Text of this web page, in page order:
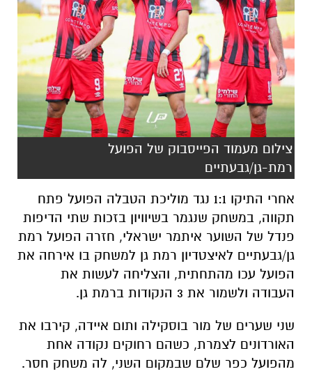
צילום מעמוד הפייסבוק של הפועל
רמת-גן/גבעתיים
אחרי התיקו 1:1 נגד מוליכת הטבלה הפועל פתח
תקווה, במשחק שנגמר בשיוויון בזכות שתי הדיפות
פנדל של השוער איתמר ישראלי, חזרה הפועל רמת
הפועל עכו מהתחתית, והצליחה לעשות את
העבודה ולשמור את 3 הנקודות ברמת גן.
שני שערים שלמור בוסקילה ותום איידה, קירבו את
האורדונים לצמרת, כשהם רחוקים נקודה אחת
מהפועל כפר שלם שבמקום השני, לה משחק חסר.
כבר בדקה ה-18 הבקיעו האדומים את השער
הראשון, בזכות בעיטה אדירה של מור בוסקילה
שקיבל את הכדור בקצה הרחבה, סובב את הכדור